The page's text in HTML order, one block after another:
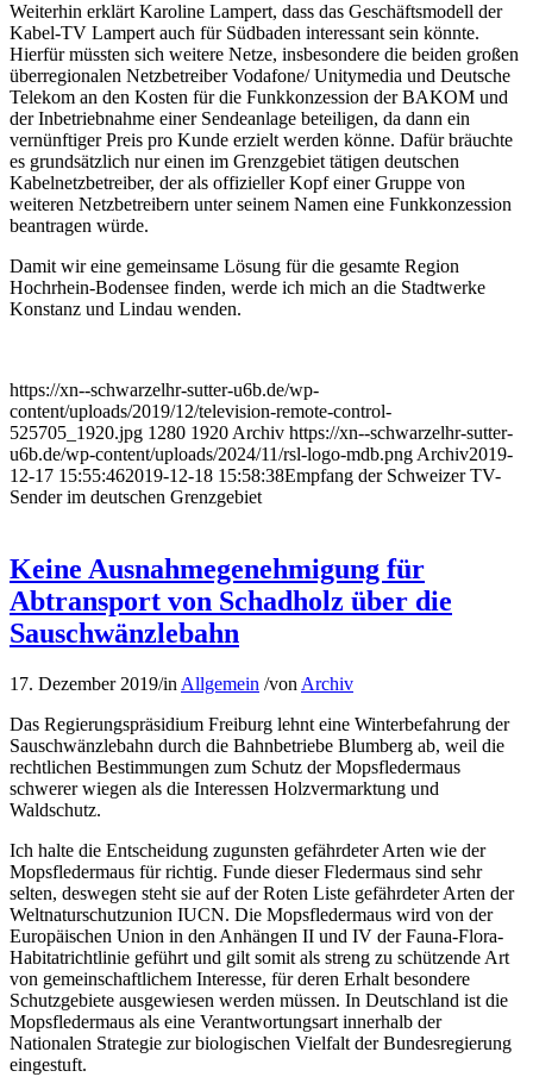
Weiterhin erklärt Karoline Lampert, dass das Geschäftsmodell der
Kabel-TV Lampert auch für Südbaden interessant sein könnte.
Hierfür müssten sich weitere Netze, insbesondere die beiden großen
überregionalen Netzbetreiber Vodafone/ Unitymedia und Deutsche
Telekom an den Kosten für die Funkkonzession der BAKOM und
der Inbetriebnahme einer Sendeanlage beteiligen, da dann ein
vernünftiger Preis pro Kunde erzielt werden könne. Dafür bräuchte
es grundsätzlich nur einen im Grenzgebiet tätigen deutschen
Kabelnetzbetreiber, der als offizieller Kopf einer Gruppe von
weiteren Netzbetreibern unter seinem Namen eine Funkkonzession
beantragen würde.
Damit wir eine gemeinsame Lösung für die gesamte Region
Hochrhein-Bodensee finden, werde ich mich an die Stadtwerke
Konstanz und Lindau wenden.
https://xn--schwarzelhr-sutter-u6b.de/wp-
content/uploads/2019/12/television-remote-control-
525705_1920.jpg 1280 1920 Archiv https://xn--schwarzelhr-sutter-
u6b.de/wp-content/uploads/2024/11/rsl-logo-mdb.png Archiv2019-
12-17 15:55:462019-12-18 15:58:38Empfang der Schweizer TV-
Sender im deutschen Grenzgebiet
Keine Ausnahmegenehmigung für
Abtransport von Schadholz über die
Sauschwänzlebahn
17. Dezember 2019/in Allgemein /von Archiv
Das Regierungspräsidium Freiburg lehnt eine Winterbefahrung der
Sauschwänzlebahn durch die Bahnbetriebe Blumberg ab, weil die
rechtlichen Bestimmungen zum Schutz der Mopsfledermaus
schwerer wiegen als die Interessen Holzvermarktung und
Waldschutz.
Ich halte die Entscheidung zugunsten gefährdeter Arten wie der
Mopsfledermaus für richtig. Funde dieser Fledermaus sind sehr
selten, deswegen steht sie auf der Roten Liste gefährdeter Arten der
Weltnaturschutzunion IUCN. Die Mopsfledermaus wird von der
Europäischen Union in den Anhängen II und IV der Fauna-Flora-
Habitatrichtlinie geführt und gilt somit als streng zu schützende Art
von gemeinschaftlichem Interesse, für deren Erhalt besondere
Schutzgebiete ausgewiesen werden müssen. In Deutschland ist die
Mopsfledermaus als eine Verantwortungsart innerhalb der
Nationalen Strategie zur biologischen Vielfalt der Bundesregierung
eingestuft.